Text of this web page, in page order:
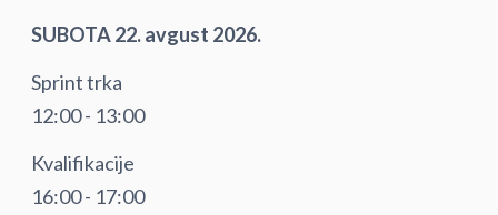
SUBOTA 22. avgust 2026.
Sprint trka
12:00 - 13:00
Kvalifikacije
16:00 - 17:00